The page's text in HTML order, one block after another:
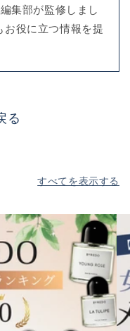
集部が監修しまし
お役に立つ情報を提
る
すべてを表示する